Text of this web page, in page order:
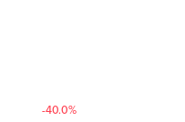
-40.0%